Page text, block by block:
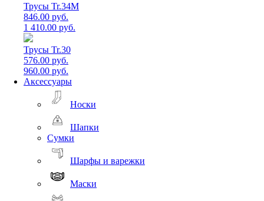
Трусы Tr.34M
846.00 руб.
1 410.00 руб.
Трусы Tr.30
576.00 руб.
960.00 руб.
Аксессуары
Носки
Шапки
Сумки
Шарфы и варежки
Маски